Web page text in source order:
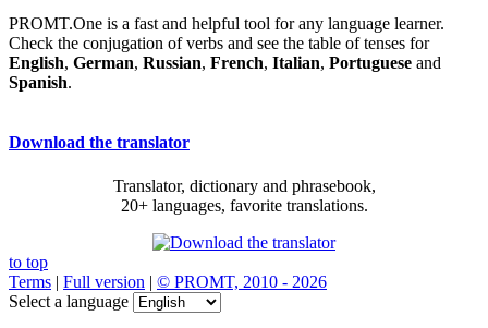
PROMT.One is a fast and helpful tool for any language learner.
Check the conjugation of verbs and see the table of tenses for
English, German, Russian, French, Italian, Portuguese and
Spanish.
Download the translator
Translator, dictionary and phrasebook,
20+ languages, favorite translations.
to top
Terms | Full version | © PROMT, 2010 - 2026
Select a language